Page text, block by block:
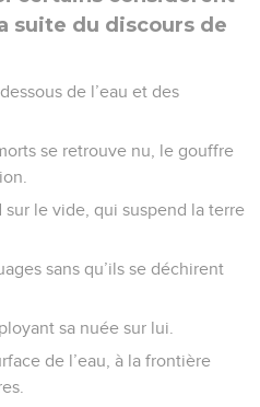
suite du discours de
de l’eau et des
se retrouve nu, le gouffre
le vide, qui suspend la terre
sans qu’ils se déchirent
sa nuée sur lui.
de l’eau, à la frontière